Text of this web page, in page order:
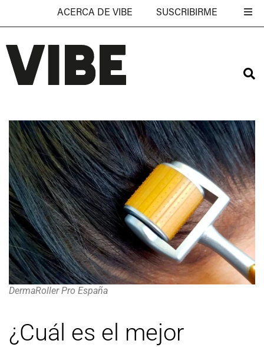
ACERCA DE VIBE SUSCRIBIRME
DermaRoller Pro España
¿Cuál es el mejor